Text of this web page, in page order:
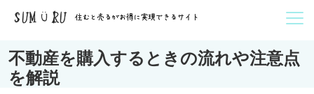
不動産を購入するときの流れや注意点
を解説